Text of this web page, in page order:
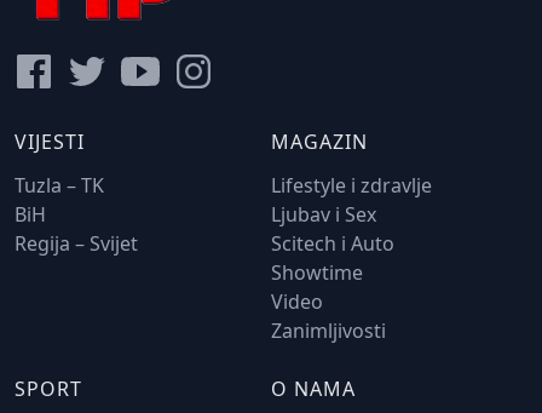
VIJESTI
Tuzla – TK
BiH
Regija – Svijet
MAGAZIN
Lifestyle i zdravlje
Ljubav i Sex
Scitech i Auto
Showtime
Video
Zanimljivosti
SPORT O NAMA